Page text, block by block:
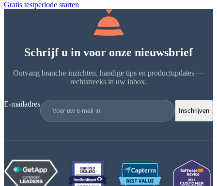
Gratis testperiode starten
Schrijf u in voor onze nieuwsbrief
Ontvang branche-inzichten, handige tips en productupdates —
rechtstreeks in uw inbox.
E-mailadres
Inschrijven